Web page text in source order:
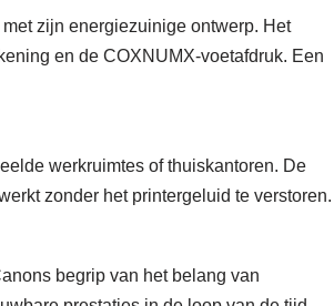
zijn energiezuinige ontwerp. Het
en de COXNUMX-voetafdruk. Een
werkruimtes of thuiskantoren. De
zonder het printergeluid te verstoren.
begrip van het belang van